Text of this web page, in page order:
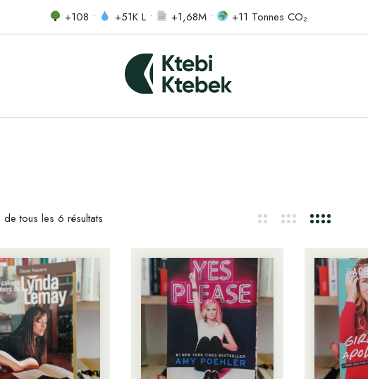
+108 • +51K L • +1,68M • +11 Tonnes CO₂
tous les 6 résultats